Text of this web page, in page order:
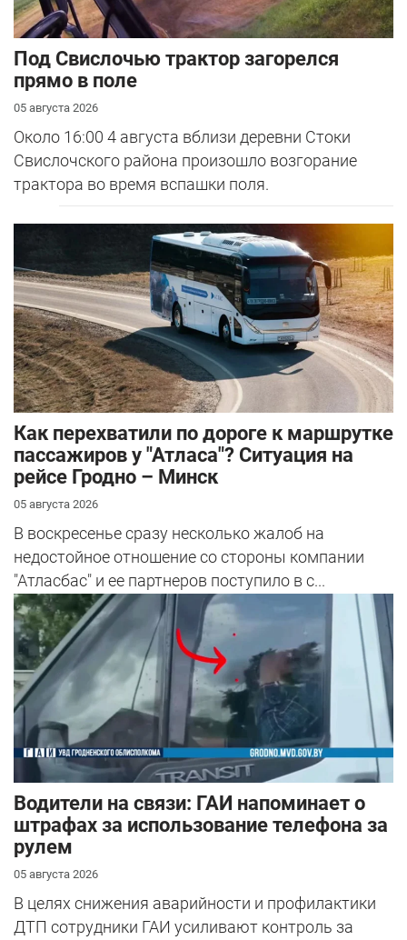
Под Свислочью трактор загорелся
прямо в поле
05 августа 2026
Около 16:00 4 августа вблизи деревни Стоки
Свислочского района произошло возгорание
трактора во время вспашки поля.
Как перехватили по дороге к маршрутке
пассажиров у "Атласа"? Ситуация на
рейсе Гродно – Минск
05 августа 2026
В воскресенье сразу несколько жалоб на
недостойное отношение со стороны компании
"Атласбас" и ее партнеров поступило в с...
Водители на связи: ГАИ напоминает о
штрафах за использование телефона за
рулем
05 августа 2026
В целях снижения аварийности и профилактики
ДТП сотрудники ГАИ усиливают контроль за